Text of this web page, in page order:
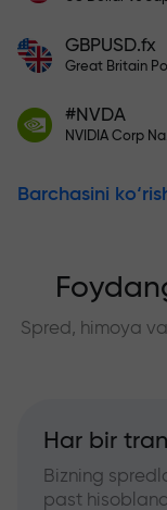
GBPUSD.fx
#NVDA
Barchasini
Spred, himoya
Har bir
Bizning
past